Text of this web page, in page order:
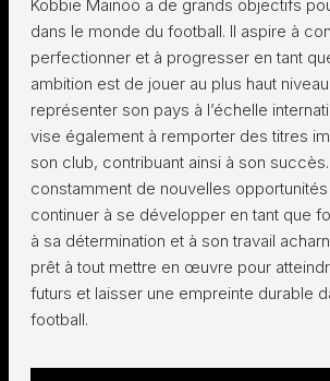
Kobbie Mainoo a de grands objectifs
dans le monde du football. Il aspire à
perfectionner et à progresser en tant
ambition est de jouer au plus haut
représenter son pays à l’échelle
vise également à remporter des titres
son club, contribuant ainsi à son
constamment de nouvelles
continuer à se développer en tant que
à sa détermination et à son travail
prêt à tout mettre en œuvre pour
futurs et laisser une empreinte durable
football.